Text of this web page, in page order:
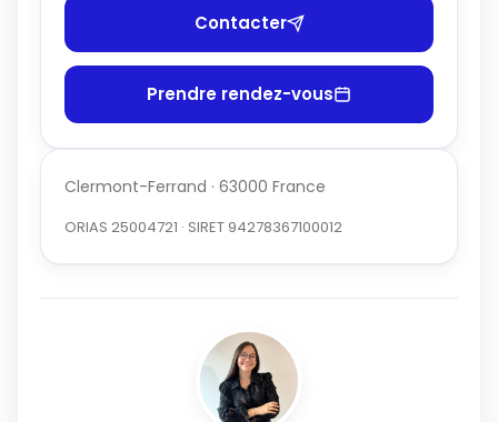
Contacter
Prendre rendez-vous
Clermont-Ferrand · 63000 France
ORIAS 25004721 · SIRET 94278367100012